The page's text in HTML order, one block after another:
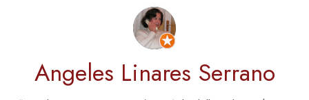
Angeles Linares Serrano